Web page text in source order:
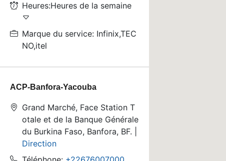
Heures:Heures de la semaine
Marque du service: Infinix,TEC
NO,itel
ACP-Banfora-Yacouba
Grand Marché, Face Station T
otale et de la Banque Générale
du Burkina Faso, Banfora, BF. |
Direction